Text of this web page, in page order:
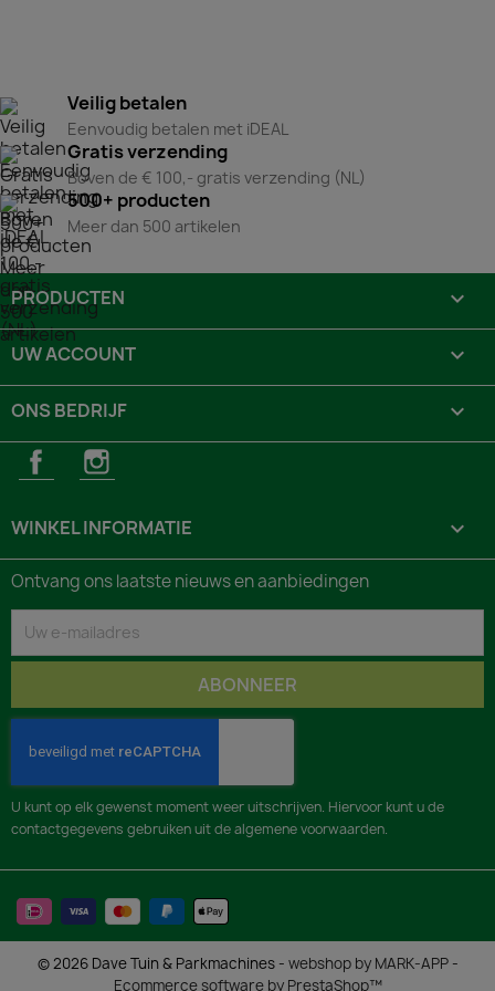
Veilig betalen
Eenvoudig betalen met iDEAL
Gratis verzending
Boven de € 100,- gratis verzending (NL)
500+ producten
Meer dan 500 artikelen
PRODUCTEN 
UW ACCOUNT 
ONS BEDRIJF 
FacebookInstagram
WINKEL INFORMATIE keyboard_arrow_down
Ontvang ons laatste nieuws en aanbiedingen
U kunt op elk gewenst moment weer uitschrijven. Hiervoor kunt u de
contactgegevens gebruiken uit de algemene voorwaarden.
© 2026 Dave Tuin & Parkmachines - webshop by MARK-APP-
Ecommerce software by PrestaShop™